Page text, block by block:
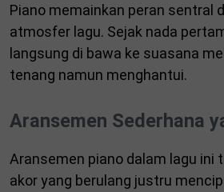
Piano memainkan peran sentral
atmosfer lagu. Sejak nada
langsung di bawa ke suasana
tenang namun menghantui.
Aransemen Sederhana
Aransemen piano dalam lagu ini
akor yang berulang justru